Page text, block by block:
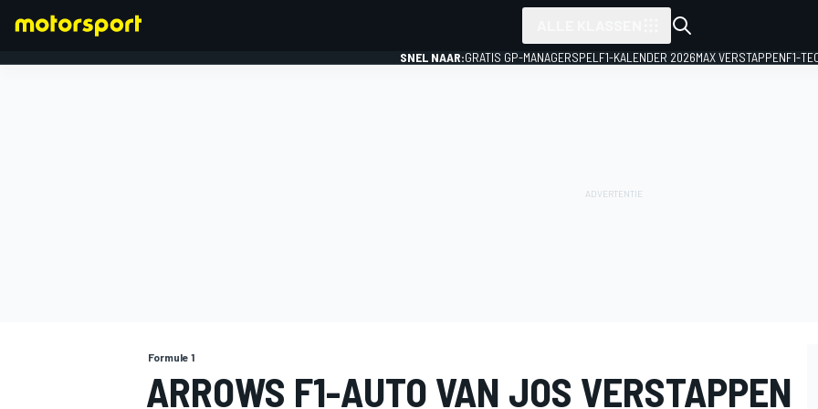
SNEL NAAR:GRATIS GP-MANAGERSPEL F1-KALENDER 2026MAX VERSTAPPENF1-
Formule 1
ARROWS F1-AUTO VAN JOS VERSTAPPEN